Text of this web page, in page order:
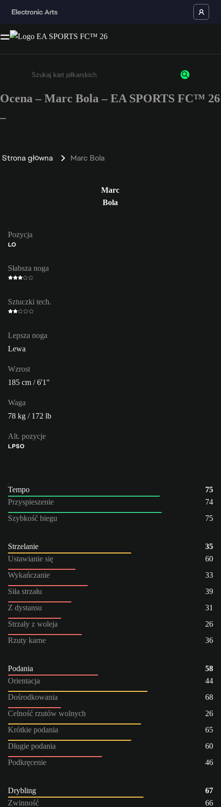
Wpisz co najmniej 3 znaki lub cyfry.
Ocena – Marc Bola – EA SPORTS FC™ 26
–
Strona główna Marc Bola
Marc
Bola
Pozycja
LO
Słabsza noga
Sztuczki tech.
Lepsza noga
Lewa
Wzrost
185 cm / 6'1"
Waga
78 kg / 172 lb
Alt. pozycje
LPŚO
Tempo
75
Przyspieszenie
74
Szybkość biegu
75
Strzelanie
35
Ustawianie się
60
Wykańczanie
33
Siła strzału
39
Z dystansu
31
Strzały z woleja
26
Rzuty karne
36
Podania
58
Orientacja
44
Dośrodkowania
68
Celność rzutów wolnych
26
Krótkie podania
65
Długie podania
60
Podkręcenie
46
Drybling
67
Zwinność
66